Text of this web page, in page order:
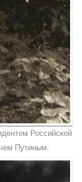
Российской
Путиным.